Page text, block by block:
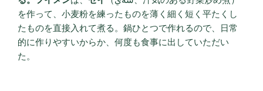
を作って、小麦粉を練ったものを薄く細く短く平たくし
たものを直接入れて煮る。鍋ひとつで作れるので、日常
的に作りやすいからか、何度も食事に出していただい
た。